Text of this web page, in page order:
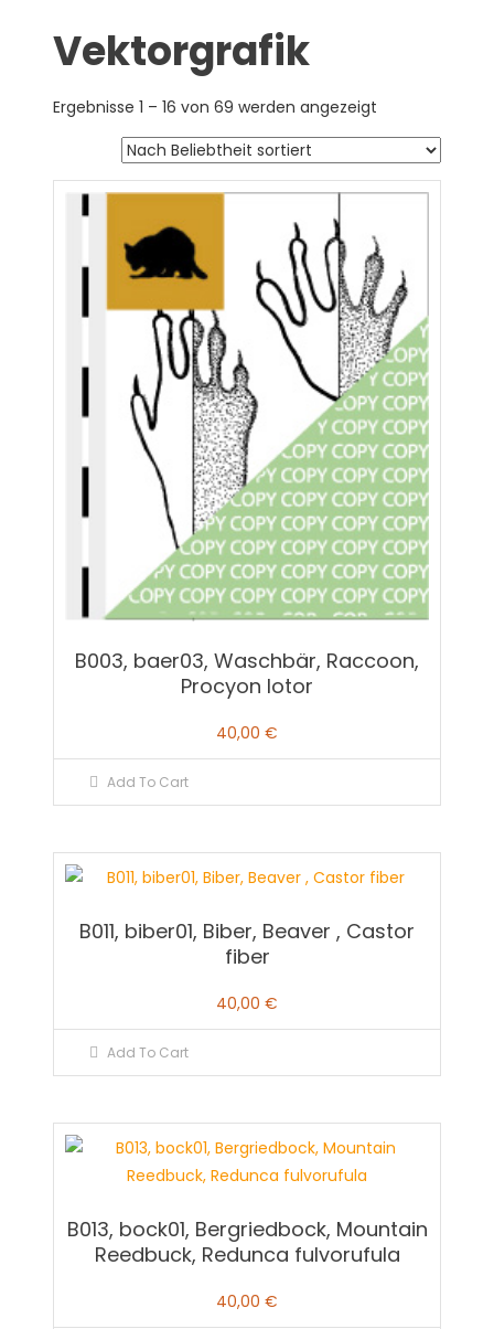
Vektorgrafik
Ergebnisse 1 – 16 von 69 werden angezeigt
B003, baer03, Waschbär, Raccoon,
Procyon lotor
40,00 €
Add To Cart
B011, biber01, Biber, Beaver , Castor
fiber
40,00 €
Add To Cart
B013, bock01, Bergriedbock, Mountain
Reedbuck, Redunca fulvorufula
40,00 €